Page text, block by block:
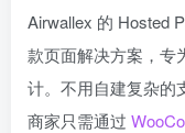
Airwallex 的 Hosted
款页面解决方案，专
计。不用自建复杂的
商家只需通过